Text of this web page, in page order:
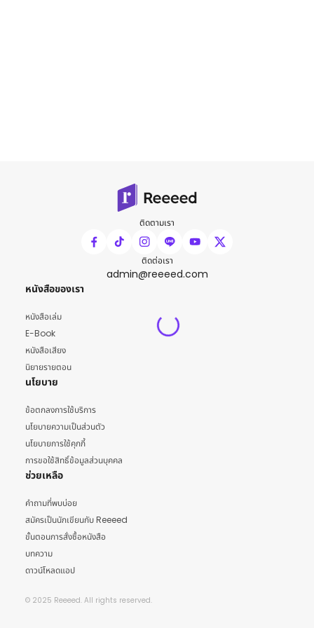
ติดตามเรา
ติดต่อเรา
admin@reeeed.com
หนังสือของเรา
หนังสือเล่ม
E-Book
หนังสือเสียง
นิยายรายตอน
นโยบาย
ข้อตกลงการใช้บริการ
นโยบายความเป็นส่วนตัว
นโยบายการใช้คุกกี้
การขอใช้สิทธิ์ข้อมูลส่วนบุคคล
ช่วยเหลือ
คำถามที่พบบ่อย
สมัครเป็นนักเขียนกับ Reeeed
ขั้นตอนการสั่งซื้อหนังสือ
บทความ
ดาวน์โหลดแอป
© 2025 Reeeed. All rights reserved.